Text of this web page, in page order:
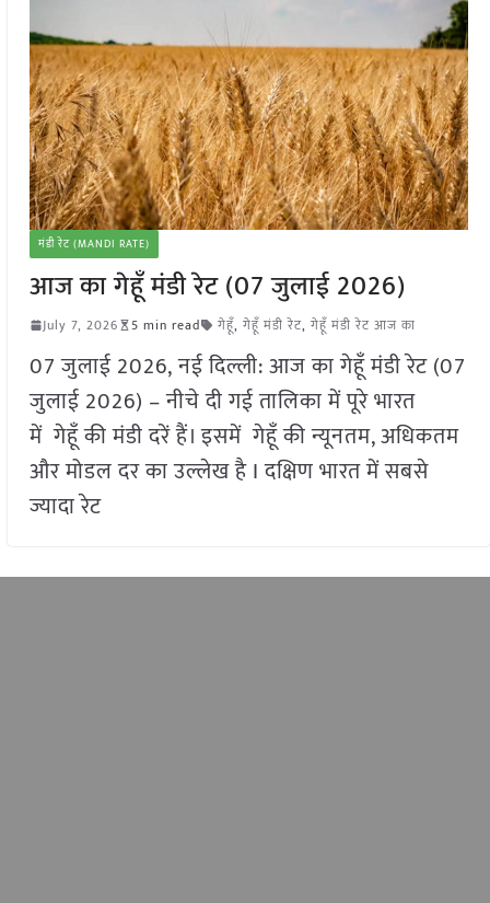
मंडी रेट (MANDI RATE)
आज का गेहूँ मंडी रेट (07 जुलाई 2026)
July 7, 2026 5 min read गेहूँ, गेहूँ मंडी रेट, गेहूँ मंडी रेट आज का
07 जुलाई 2026, नई दिल्ली: आज का गेहूँ मंडी रेट (07
जुलाई 2026) – नीचे दी गई तालिका में पूरे भारत
में गेहूँ की मंडी दरें हैं। इसमें गेहूँ की न्यूनतम, अधिकतम
और मोडल दर का उल्लेख है I दक्षिण भारत में सबसे
ज्यादा रेट